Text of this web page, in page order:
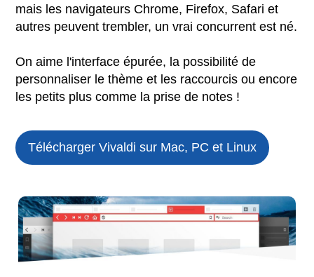
mais les navigateurs Chrome, Firefox, Safari et
autres peuvent trembler, un vrai concurrent est né.
On aime l'interface épurée, la possibilité de
personnaliser le thème et les raccourcis ou encore
les petits plus comme la prise de notes !
Télécharger Vivaldi sur Mac, PC et Linux